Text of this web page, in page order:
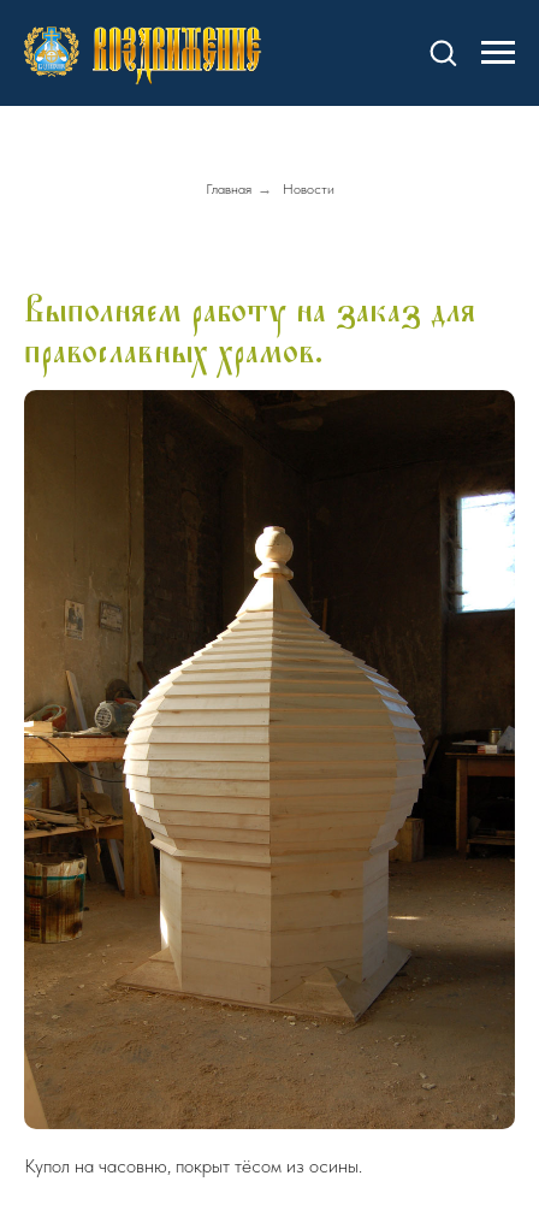
Главная → Новости
Выполняем работу на заказ для
православных храмов.
Купол на часовню, покрыт тёсом из осины.